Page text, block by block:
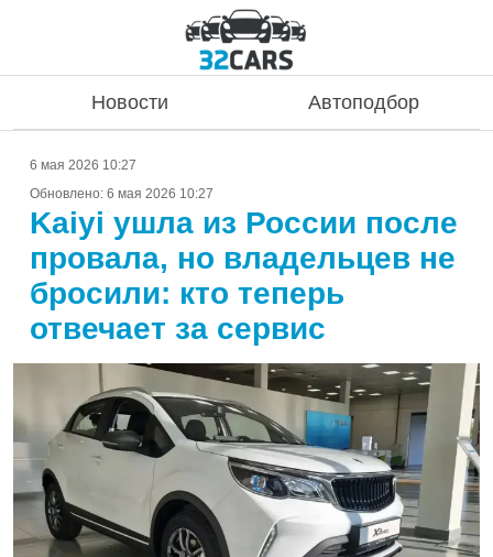
Новости Автоподбор
6 мая 2026 10:27
Обновлено: 6 мая 2026 10:27
Kaiyi ушла из России после
провала, но владельцев не
бросили: кто теперь
отвечает за сервис